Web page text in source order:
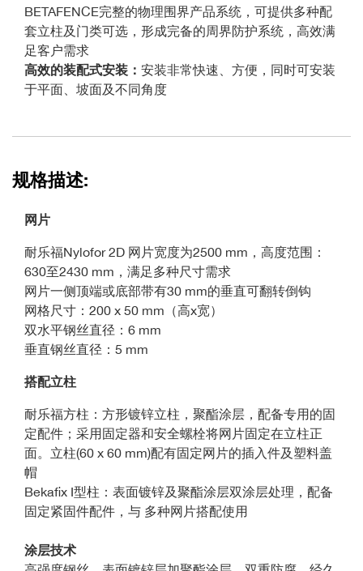
BETAFENCE完整的物理围界产品系统，可提供多种配
套立柱及门类可选，形成完备的周界防护系统，高效满
足客户需求
高效的装配式安装： 安装非常快速、方便，同时可安装
于平面、坡面及不同角度
规格描述:
网片
耐乐福Nylofor 2D 网片宽度为2500 mm，高度范围：
630至2430 mm，满足多种尺寸需求
网片一侧顶端或底部带有30 mm的垂直可翻转倒钩
网格尺寸：200 x 50 mm（高x宽）
双水平钢丝直径：6 mm
垂直钢丝直径：5 mm
搭配立柱
耐乐福方柱：方形镀锌立柱，聚酯涂层，配备专用的固
定配件；采用固定器和安全螺栓将网片固定在立柱正
面。立柱(60 x 60 mm)配有固定网片的插入件及塑料盖
帽
Bekafix I型柱：表面镀锌及聚酯涂层双涂层处理，配备
固定紧固件配件，与 多种网片搭配使用
涂层技术